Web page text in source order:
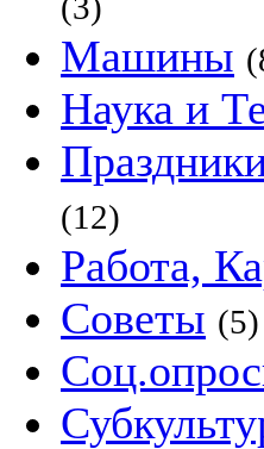
Машины
Наука и
(12)
Работа,
Советы (5)